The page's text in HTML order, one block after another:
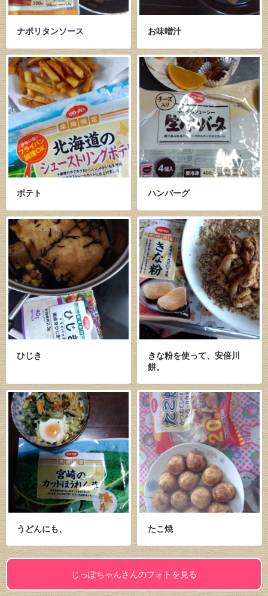
ナポリタンソース お味噌汁
ポテト ハンバーグ
ひじき
きな粉を使って、安倍川
餅。
うどんにも、 たこ焼
じっぽちゃんさんのフォトを見る